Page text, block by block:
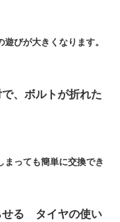
びが大きくなります。
、ボルトが折れた
っても簡単に交換でき
せる タイヤの使い